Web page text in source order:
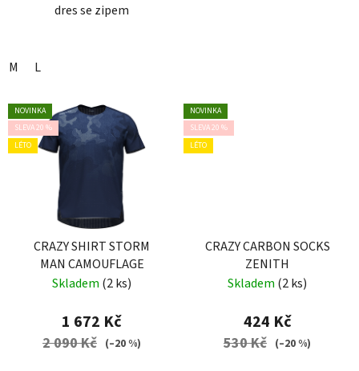
dres se zipem
M L
NOVINKA
SLEVA 20 %
LÉTO
CRAZY SHIRT STORM
MAN CAMOUFLAGE
Skladem (2 ks)
1 672 Kč
2 090 Kč (–20 %)
NOVINKA
SLEVA 20 %
LÉTO
CRAZY CARBON SOCKS
ZENITH
Skladem (2 ks)
424 Kč
530 Kč (–20 %)